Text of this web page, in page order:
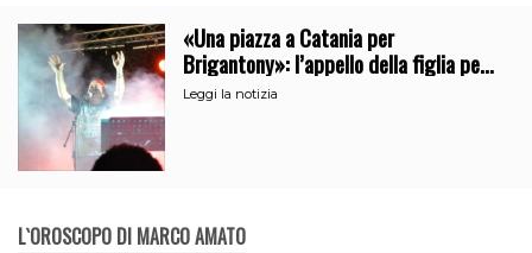
«Una piazza a Catania per
Brigantony»: l’appello della figlia per
la memoria del cantante popolare
Leggi la notizia
L`OROSCOPO DI MARCO AMATO